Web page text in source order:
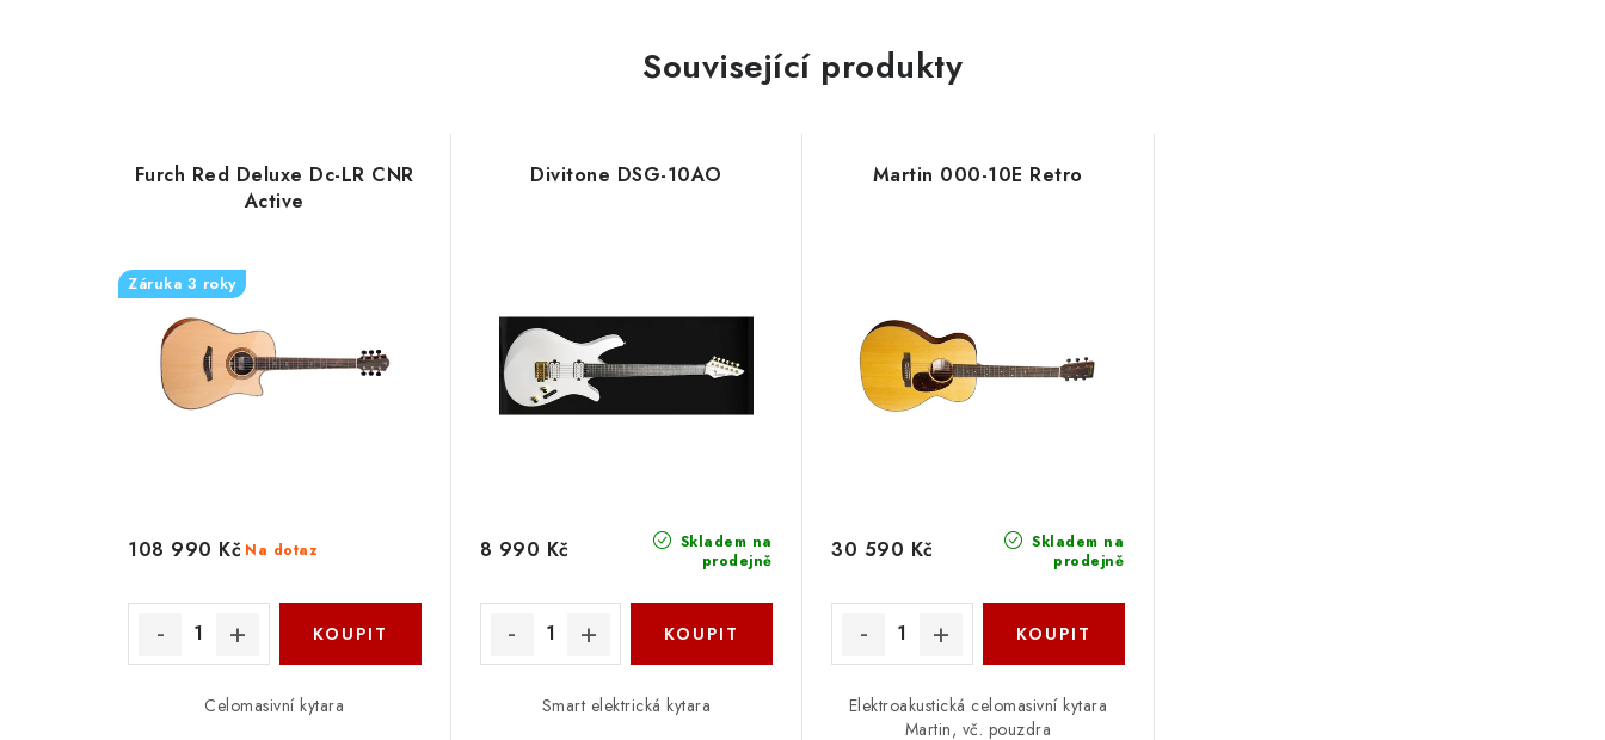
Související produkty
Furch Red Deluxe Dc-LR CNR
Active
Záruka 3 roky
Na dotaz
108 990 Kč
Celomasivní kytara
Divitone DSG-10AO
Skladem na
prodejně
8 990 Kč
Smart elektrická kytara
Martin 000-10E Retro
Skladem na
prodejně
30 590 Kč
Elektroakustická celomasivní kytara
Martin, vč. pouzdra